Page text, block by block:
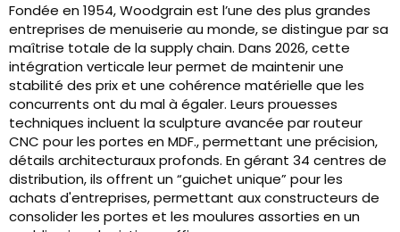
Fondée en 1954, Woodgrain est l’une des plus grandes
entreprises de menuiserie au monde, se distingue par sa
maîtrise totale de la supply chain. Dans 2026, cette
intégration verticale leur permet de maintenir une
stabilité des prix et une cohérence matérielle que les
concurrents ont du mal à égaler. Leurs prouesses
techniques incluent la sculpture avancée par routeur
CNC pour les portes en MDF., permettant une précision,
détails architecturaux profonds. En gérant 34 centres de
distribution, ils offrent un “guichet unique” pour les
achats d'entreprises, permettant aux constructeurs de
consolider les portes et les moulures assorties en un